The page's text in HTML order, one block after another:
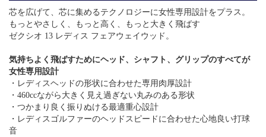
芯を広げて、芯に集めるテクノロジーに女性専用設計をプラス。
もっとやさしく、もっと高く、もっと大きく飛ばす
ゼクシオ 13 レディス フェアウェイウッド。
気持ちよく飛ばすためにヘッド、シャフト、グリップのすべてが
女性専用設計
・レディスヘッドの形状に合わせた専用肉厚設計
・460ccながら大きく見え過ぎない丸みのある形状
・つかまり良く振りぬける最適重心設計
・レディスゴルファーのヘッドスピードに合わせた心地良い打球
音